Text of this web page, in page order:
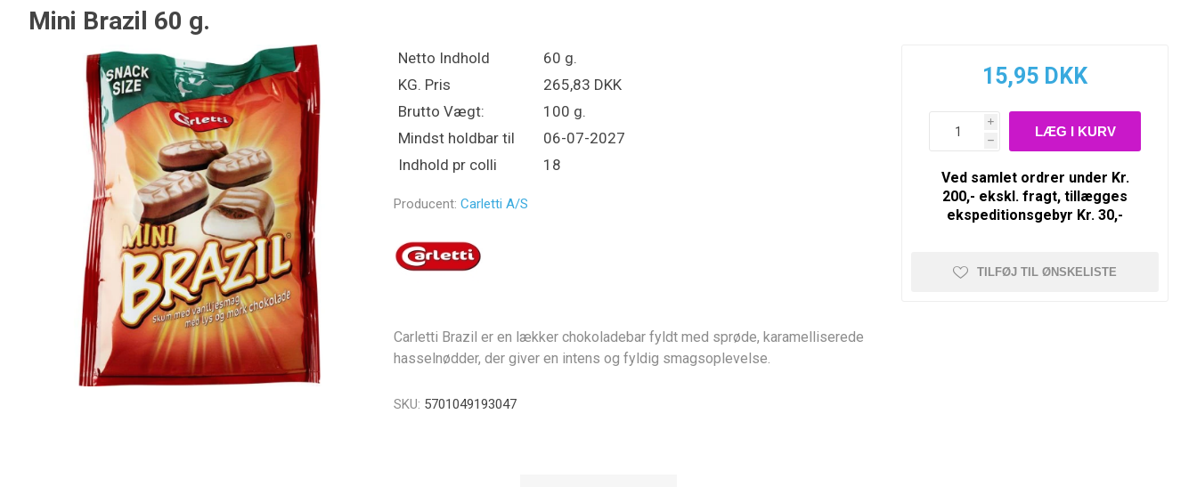
Mini Brazil 60 g.
Netto Indhold
60 g.
KG. Pris
265,83 DKK
Brutto Vægt:
100 g.
Mindst holdbar til
06-07-2027
Indhold pr colli
18
Producent: Carletti A/S
Carletti Brazil er en lækker chokoladebar fyldt med sprøde, karamelliserede
hasselnødder, der giver en intens og fyldig smagsoplevelse.
SKU: 5701049193047
15,95 DKK
i
h
Ved samlet ordrer under Kr.
200,- ekskl. fragt, tillægges
ekspeditionsgebyr Kr. 30,-
TILFØJ TIL ØNSKELISTE